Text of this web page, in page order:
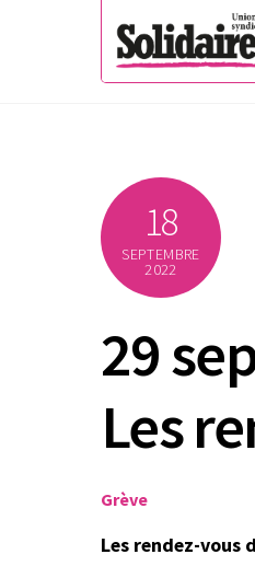
18
SEPTEMBRE
2022
29
Les
Grève
Les rendez-vous